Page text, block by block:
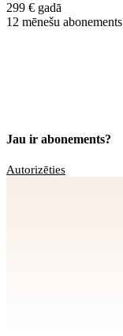
299 € gadā
12 mēnešu abonements
Jau ir abonements?
Autorizēties